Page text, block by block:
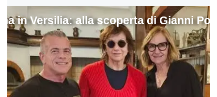
in Versilia: alla scoperta di Gianni